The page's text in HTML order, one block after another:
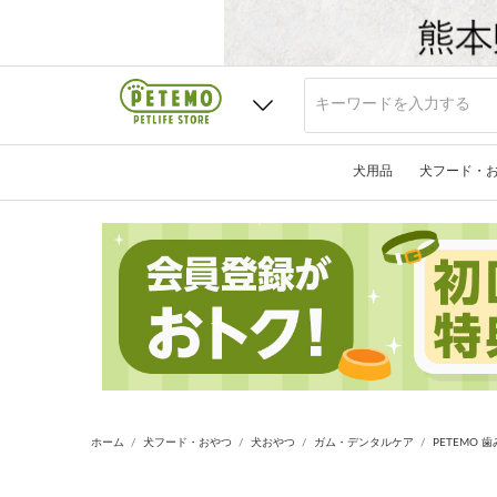
犬用品 犬フード・
ホーム 犬フード・おやつ 犬おやつ ガム・デンタルケア PETEMO